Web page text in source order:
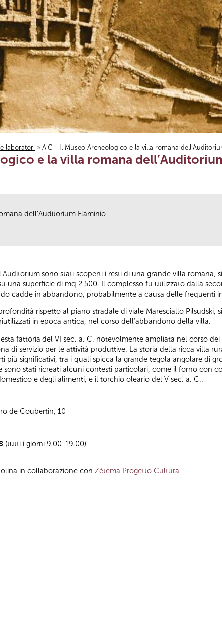
laboratori » AiC - Il Museo Archeologico e la villa romana
e la villa romana
dell’Auditorium Flaminio
sono stati scoperti i resti di una grande villa romana,
una superficie di mq 2.500. Il complesso fu utilizzato dalla
cadde in abbandono, probabilmente a causa delle frequenti
rispetto al piano stradale di viale Maresciallo Pilsudski,
in epoca antica, nel corso dell’abbandono della villa.
fattoria del VI sec. a. C. notevolmente ampliata nel corso
di servizio per le attività produttive. La storia della ricca villa
più significativi, tra i quali spicca la grande tegola angolare di
sono stati ricreati alcuni contesti particolari, come il forno con
e degli alimenti, e il torchio oleario del V sec. a. C..
de Coubertin, 10
(tutti i giorni 9.00-19.00)
in collaborazione con Zètema Progetto Cultura